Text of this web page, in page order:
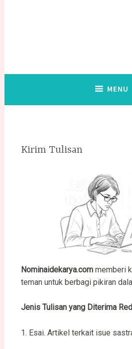
MENU
Kirim Tulisan
Nominaidekarya.commemberi
teman untuk berbagi pikiran
Jenis Tulisan yang Diterima
1. Esai. Artikel terkait isue